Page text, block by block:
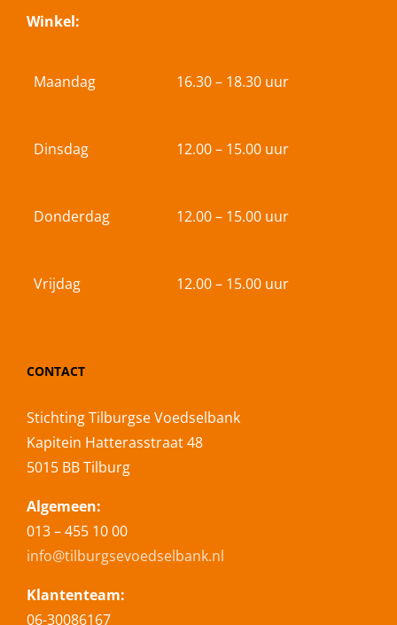
Winkel:
Maandag 16.30 – 18.30 uur
Dinsdag 12.00 – 15.00 uur
Donderdag 12.00 – 15.00 uur
Vrijdag 12.00 – 15.00 uur
CONTACT
Stichting Tilburgse Voedselbank
Kapitein Hatterasstraat 48
5015 BB Tilburg
Algemeen:
013 – 455 10 00
info@tilburgsevoedselbank.nl
Klantenteam:
06-30086167